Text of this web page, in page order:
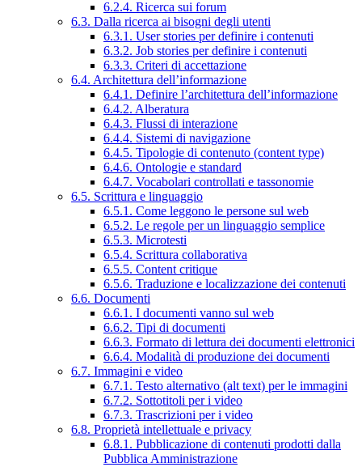
6.2.4. Ricerca sui forum
6.3. Dalla ricerca ai bisogni degli utenti
6.3.1. User stories per definire i contenuti
6.3.2. Job stories per definire i contenuti
6.3.3. Criteri di accettazione
6.4. Architettura dell’informazione
6.4.1. Definire l’architettura dell’informazione
6.4.2. Alberatura
6.4.3. Flussi di interazione
6.4.4. Sistemi di navigazione
6.4.5. Tipologie di contenuto (content type)
6.4.6. Ontologie e standard
6.4.7. Vocabolari controllati e tassonomie
6.5. Scrittura e linguaggio
6.5.1. Come leggono le persone sul web
6.5.2. Le regole per un linguaggio semplice
6.5.3. Microtesti
6.5.4. Scrittura collaborativa
6.5.5. Content critique
6.5.6. Traduzione e localizzazione dei contenuti
6.6. Documenti
6.6.1. I documenti vanno sul web
6.6.2. Tipi di documenti
6.6.3. Formato di lettura dei documenti elettronici
6.6.4. Modalità di produzione dei documenti
6.7. Immagini e video
6.7.1. Testo alternativo (alt text) per le immagini
6.7.2. Sottotitoli per i video
6.7.3. Trascrizioni per i video
6.8. Proprietà intellettuale e privacy
6.8.1. Pubblicazione di contenuti prodotti dalla
Pubblica Amministrazione